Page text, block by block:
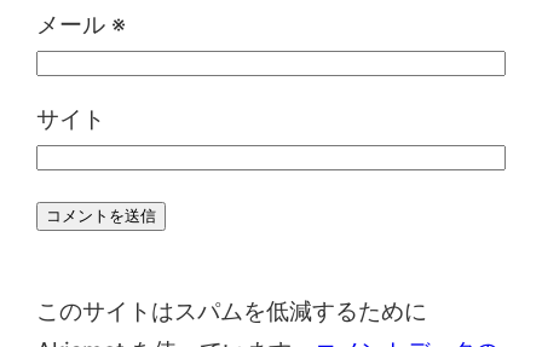
メール ※
サイト
このサイトはスパムを低減するために